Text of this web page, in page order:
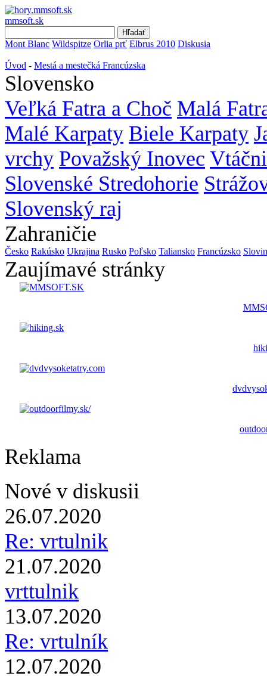
mmsoft.sk
Mont Blanc Wildspitze Orlia prť Elbrus 2010 Diskusia
Úvod - Mestá a mestečká Francúzska
Slovensko
Veľká Fatra a Choč Malá
Malé Karpaty Biele Karpaty
vrchy Považský Inovec
Slovenské Stredohorie
Slovenský raj
Zahraničie
Česko Rakúsko Ukrajina Rusko Poľsko Taliansko Francúzsko
Zaujímavé stránky
Reklama
Nové v diskusii
26.07.2020
Re: vrtulnik
21.07.2020
vrttulnik
13.07.2020
Re: vrtulník
12.07.2020